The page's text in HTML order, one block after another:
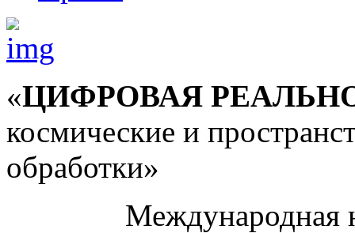
«ЦИФРОВАЯ
космические и
обработки»
Международная